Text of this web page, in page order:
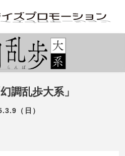
調乱歩大系」
（日）